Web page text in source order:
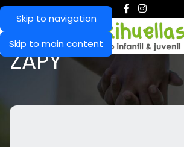
Skip to navigation
Skip to main content
ZAPY
Productos etiquetados “ZAPY”